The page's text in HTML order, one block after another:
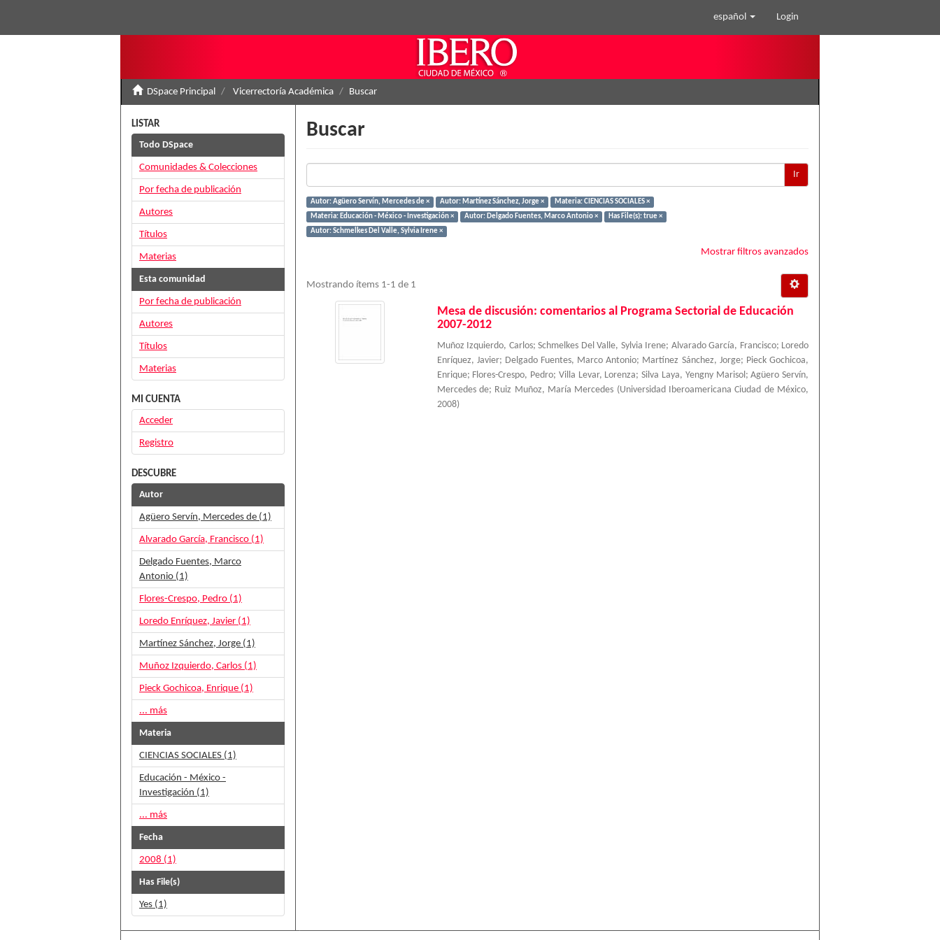
español Login
DSpace Principal Vicerrectoría Académica Buscar
Buscar
Ir
Autor: Agüero Servín, Mercedes de × Autor: Martínez Sánchez, Jorge ×
Materia: CIENCIAS SOCIALES ×
Materia: Educación - México - Investigación ×
Autor: Delgado Fuentes, Marco Antonio ×
Has File(s): true ×
Autor: Schmelkes Del Valle, Sylvia Irene ×
Mostrar filtros avanzados
Mostrando ítems 1-1 de 1
Mesa de discusión: comentarios al Programa Sectorial de Educación
2007-2012
Muñoz Izquierdo, Carlos;Schmelkes Del Valle, Sylvia Irene; Alvarado García, Francisco; Loredo
Enríquez, Javier; Delgado Fuentes, Marco Antonio; Martínez Sánchez, Jorge; Pieck Gochicoa,
Enrique; Flores-Crespo, Pedro; Villa Levar, Lorenza;Silva Laya, Yengny Marisol ;Agüero Servín,
Mercedes de; Ruiz Muñoz, María Mercedes (Universidad Iberoamericana Ciudad de México,
2008)
LISTAR
Todo DSpace
Comunidades & Colecciones
Por fecha de publicación
Autores
Títulos
Materias
Esta comunidad
Por fecha de publicación
Autores
Títulos
Materias
MI CUENTA
Acceder
Registro
DESCUBRE
Autor
Agüero Servín, Mercedes de (1)
Alvarado García, Francisco (1)
Delgado Fuentes, Marco
Antonio (1)
Flores-Crespo, Pedro (1)
Loredo Enríquez, Javier (1)
Martínez Sánchez, Jorge (1)
Muñoz Izquierdo, Carlos (1)
Pieck Gochicoa, Enrique (1)
... más
Materia
CIENCIAS SOCIALES (1)
Educación - México -
Investigación (1)
... más
Fecha
2008 (1)
Has File(s)
Yes (1)